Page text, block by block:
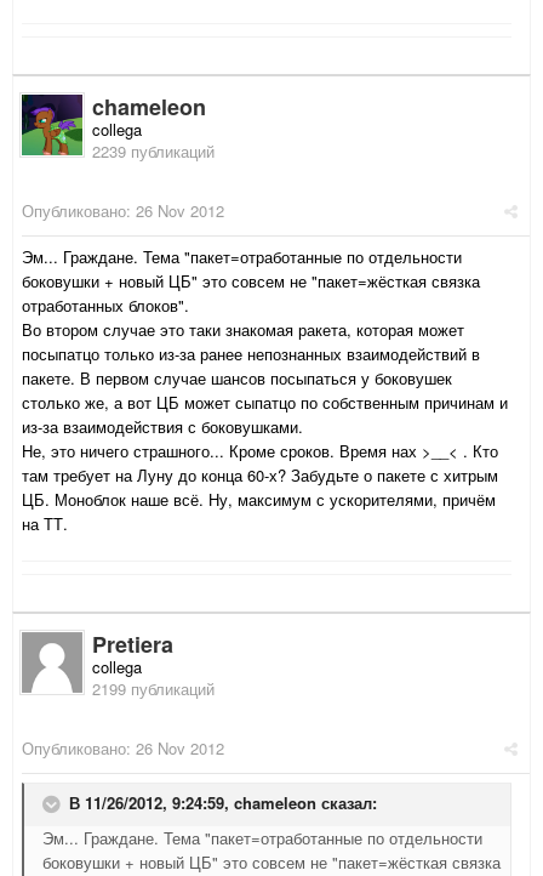
chameleon
collega
2239 публикаций
Опубликовано: 26 Nov 2012
Эм... Граждане. Тема "пакет=отработанные по отдельности
боковушки + новый ЦБ" это совсем не "пакет=жёсткая связка
отработанных блоков".
Во втором случае это таки знакомая ракета, которая может
посыпатцо только из-за ранее непознанных взаимодействий в
пакете. В первом случае шансов посыпаться у боковушек
столько же, а вот ЦБ может сыпатцо по собственным причинам и
из-за взаимодействия с боковушками.
Не, это ничего страшного... Кроме сроков. Время нах >__< . Кто
там требует на Луну до конца 60-х? Забудьте о пакете с хитрым
ЦБ. Моноблок наше всё. Ну, максимум с ускорителями, причём
на ТТ.
Pretiera
collega
2199 публикаций
Опубликовано: 26 Nov 2012
В 11/26/2012, 9:24:59, chameleon сказал:
Эм... Граждане. Тема "пакет=отработанные по отдельности
боковушки + новый ЦБ" это совсем не "пакет=жёсткая связка